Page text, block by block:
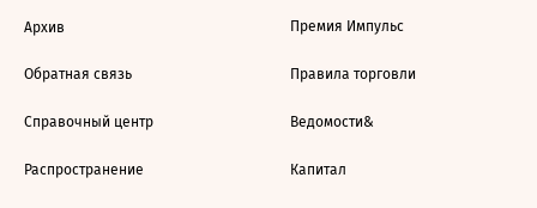
Архив
Обратная связь
Справочный центр
Распространение
Премия Импульс
Правила торговли
Ведомости&
Капитал